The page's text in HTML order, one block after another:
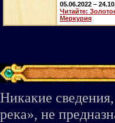
05.06.2022 –
Читайте:
Меркурия
Никакие
река», не